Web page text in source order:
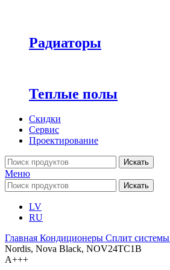
Радиаторы
Теплые полы
Скидки
Сервис
Проектирование
Искать
Меню
Искать
LV
RU
Главная Кондиционеры Cплит системы
Nordis, Nova Black, NOV24TC1B
A+++